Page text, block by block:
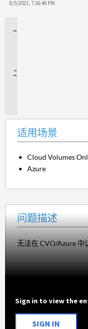
8/5/2021, 7:26:46 PM
适用场景
Cloud Volumes
Azure
问题描述
无法在 CVO/Azure 中
Sign in to view the
SIGN IN